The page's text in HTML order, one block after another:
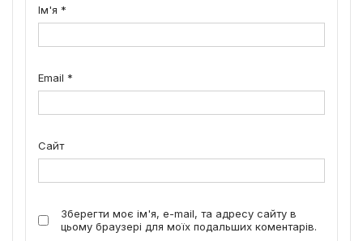
Ім'я *
Email *
Сайт
Зберегти моє ім'я, e-mail, та адресу сайту в
цьому браузері для моїх подальших коментарів.